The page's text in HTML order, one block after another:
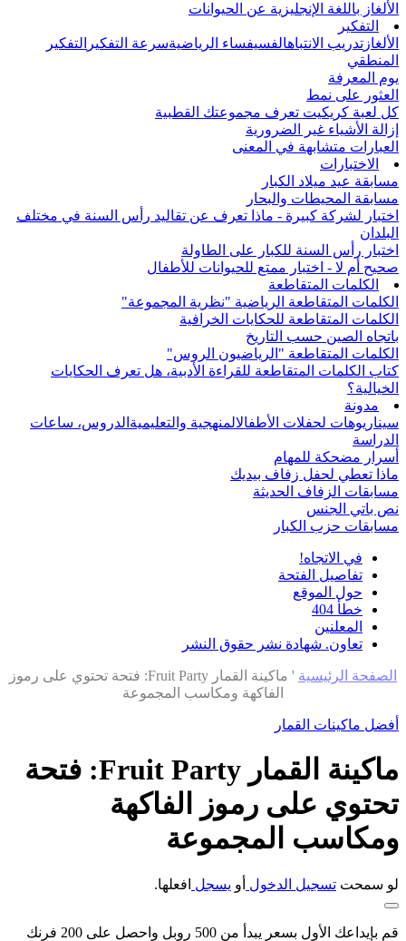
الألغاز باللغة الإنجليزية عن الحيوانات
التفكير
الألغاز تدريب الانتباهالفسيفساء الرياضيةسرعة التفكير التفكير
المنطقي
يوم المعرفة
العثور على نمط
كل لعبة كريكيت تعرف مجموعتك القطبية
إزالة الأشياء غير الضرورية
العبارات متشابهة في المعنى
الاختبارات
مسابقة عيد ميلاد الكبار
مسابقة المحيطات والبحار
اختبار لشركة كبيرة - ماذا تعرف عن تقاليد رأس السنة في مختلف
البلدان
اختبار رأس السنة للكبار على الطاولة
صحيح أم لا - اختبار ممتع للحيوانات للأطفال
الكلمات المتقاطعة
الكلمات المتقاطعة الرياضية "نظرية المجموعة"
الكلمات المتقاطعة للحكايات الخرافية
باتجاه الصين حسب التاريخ
الكلمات المتقاطعة "الرياضيون الروس"
كتاب الكلمات المتقاطعة للقراءة الأدبية، هل تعرف الحكايات
الخيالية؟
مدونة
سيناريوهات لحفلات الأطفالالمنهجية والتعليمية الدروس، ساعات
الدراسة
أسرار مضحكة للمهام
ماذا تعطي لحفل زفاف بيديك
مسابقات الزفاف الحديثة
نص باتي الجنس
مسابقات حزب الكبار
في الاتجاه!
تفاصيل الفتحة
حول الموقع
خطأ 404
المعلنين
تعاون. شهادة نشر حقوق النشر
الصفحة الرئيسية '
ماكينة القمار Fruit Party: فتحة تحتوي على رموز
الفاكهة ومكاسب المجموعة
أفضل ماكينات القمار
ماكينة القمار Fruit Party: فتحة
تحتوي على رموز الفاكهة
ومكاسب المجموعة
لو سمحت تسجيل الدخول أو يسجل افعلها.
قم بإيداعك الأول بسعر يبدأ من 500 روبل واحصل على 200 فرنك